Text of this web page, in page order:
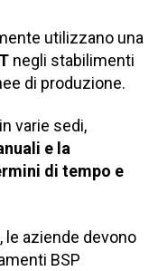
utilizzano una
negli stabilimenti
di produzione.
varie sedi,
e la
di tempo e
le aziende devono
BSP